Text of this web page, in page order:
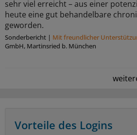
sehr viel erreicht – aus einer
heute eine gut behandelbare
geworden.
Sonderbericht | Mit freundlicher
GmbH, Martinsried b. München
Vorteile des Logins